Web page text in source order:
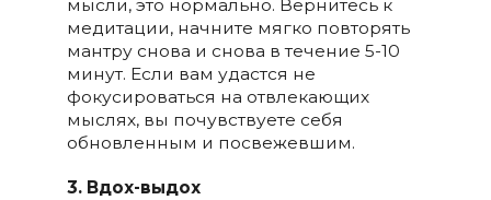
мысли, это нормально. Вернитесь к
медитации, начните мягко повторять
мантру снова и снова в течение 5-10
минут. Если вам удастся не
фокусироваться на отвлекающих
мыслях, вы почувствуете себя
обновленным и посвежевшим.
3. Вдох-выдох